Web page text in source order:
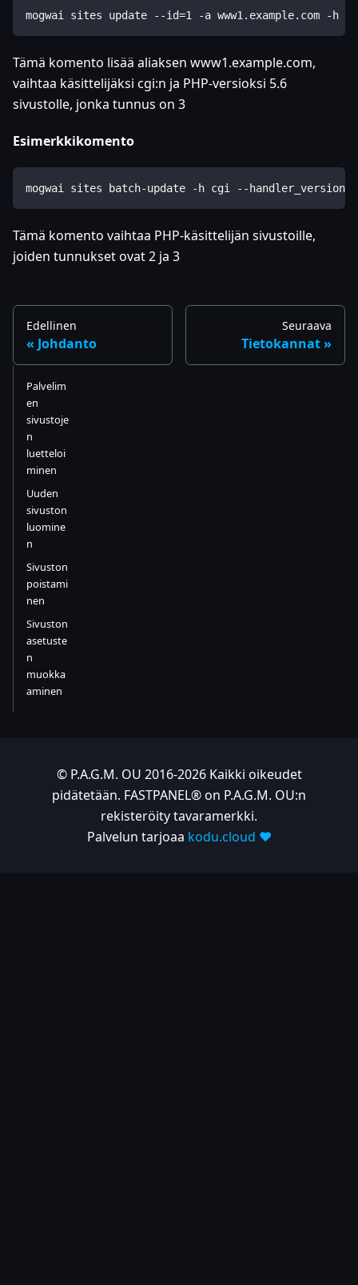
mogwai sites update --id=1 -a www1.example.com -h
Tämä komento lisää aliaksen www1.example.com,
vaihtaa käsittelijäksi cgi:n ja PHP-versioksi 5.6
sivustolle, jonka tunnus on 3
Esimerkkikomento
mogwai sites batch-update -h cgi --
Tämä komento vaihtaa PHP-käsittelijän sivustoille,
joiden tunnukset ovat 2 ja 3
Edellinen
Johdanto
Seuraava
Tietokannat
Palvelim
en
sivustoje
n
luetteloi
minen
Uuden
sivuston
luomine
n
Sivuston
poistami
nen
Sivuston
asetuste
n
muokka
aminen
© P.A.G.M. OU 2016-2026 Kaikki oikeudet
pidätetään. FASTPANEL® on P.A.G.M. OU:n
rekisteröity tavaramerkki.
Palvelun tarjoaa kodu.cloud ❤️